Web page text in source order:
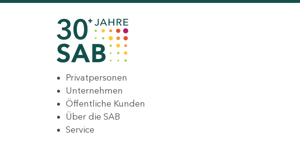
Privatpersonen
Unternehmen
Öffentliche Kunden
Über die SAB
Service